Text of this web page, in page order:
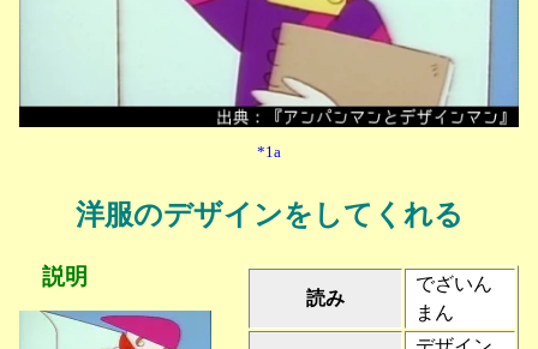
*1a
洋服のデザインをしてくれる
読み
でざいん
まん
説明